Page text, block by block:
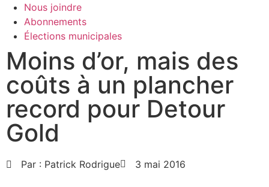
Nous joindre
Abonnements
Élections municipales
Moins d’or, mais des
coûts à un plancher
record pour Detour
Gold
Par : Patrick Rodrigue 3 mai 2016